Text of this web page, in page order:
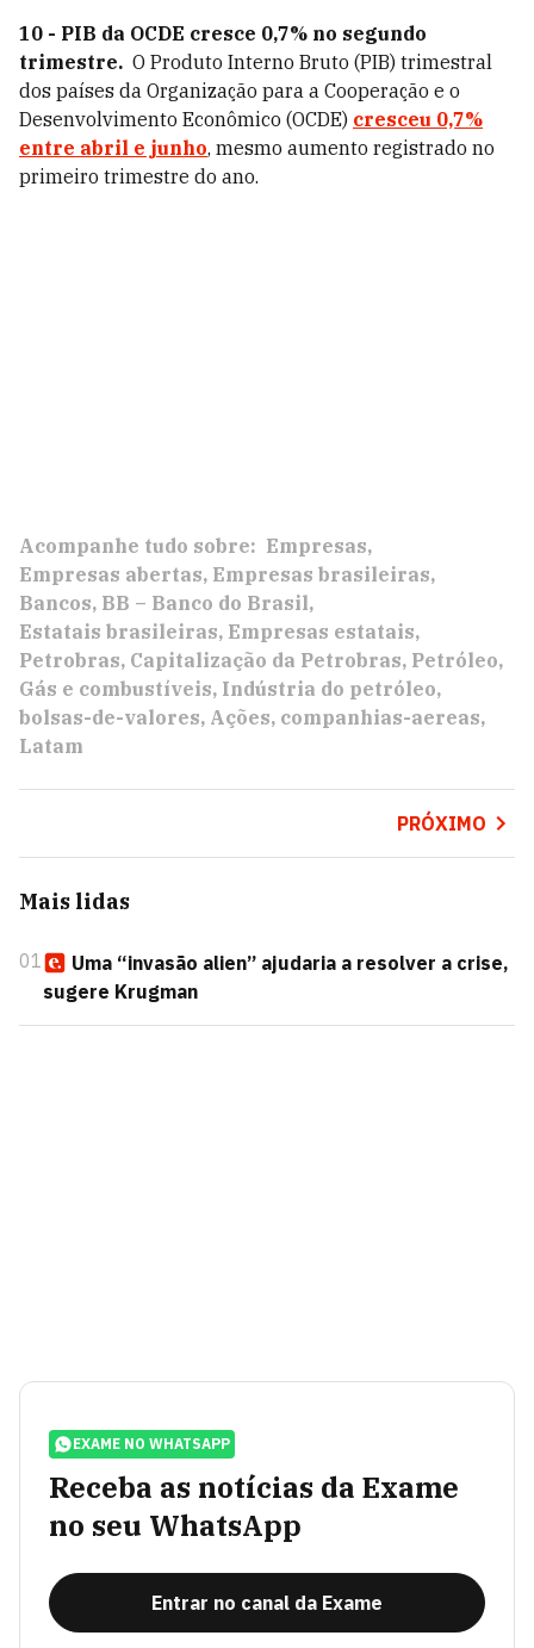
10 - PIB da OCDE cresce 0,7% no segundo
trimestre. O Produto Interno Bruto (PIB) trimestral
dos países da Organização para a Cooperação e o
Desenvolvimento Econômico (OCDE) cresceu 0,7%
entre abril e junho, mesmo aumento registrado no
primeiro trimestre do ano.
Acompanhe tudo sobre: Empresas
Empresas abertas Empresas brasileiras
Bancos BB – Banco do Brasil
Estatais brasileiras Empresas estatais
Petrobras Capitalização da Petrobras Petróleo
Gás e combustíveis Indústria do petróleo
bolsas-de-valores Ações companhias-aereas
Latam
PRÓXIMO
Mais lidas
01
Uma “invasão alien” ajudaria a resolver a crise,
sugere Krugman
EXAME NO WHATSAPP
Receba as notícias da Exame
no seu WhatsApp
Entrar no canal da Exame